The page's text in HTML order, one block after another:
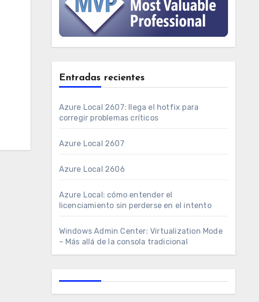
Entradas recientes
Azure Local 2607: llega el hotfix para
corregir problemas críticos
Azure Local 2607
Azure Local 2606
Azure Local: cómo entender el
licenciamiento sin perderse en el intento
Windows Admin Center: Virtualization Mode
– Más allá de la consola tradicional